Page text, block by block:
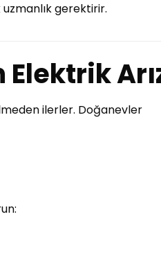
gerektirir.
Elektrik
ilerler. Doğanevler